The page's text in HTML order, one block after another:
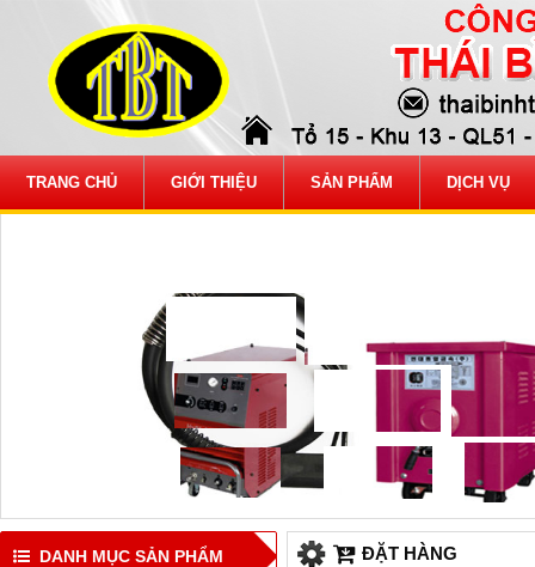
TRANG CHỦ GIỚI THIỆU SẢN PHẨM DỊCH VỤ
DANH MỤC SẢN PHẨM ĐẶT HÀNG